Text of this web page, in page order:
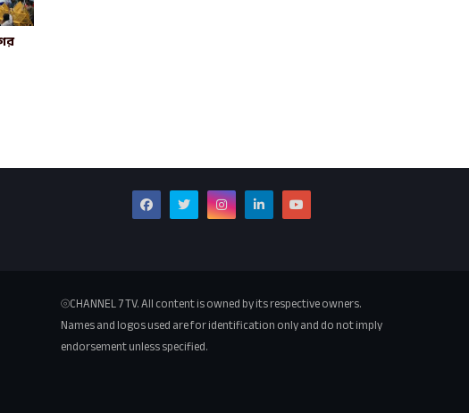
⦾CHANNEL 7 TV. All content is owned by its respective owners.
Names and logos used are for identification only and do not imply
endorsement unless specified.